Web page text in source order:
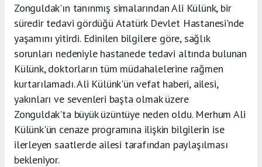
Zonguldak'ın tanınmış simalarından Ali Külünk, bir
süredir tedavi gördüğü Atatürk Devlet Hastanesi'nde
yaşamını yitirdi. Edinilen bilgilere göre, sağlık
sorunları nedeniyle hastanede tedavi altında bulunan
Külünk, doktorların tüm müdahalelerine rağmen
kurtarılamadı. Ali Külünk'ün vefat haberi, ailesi,
yakınları ve sevenleri başta olmak üzere
Zonguldak'ta büyük üzüntüye neden oldu. Merhum Ali
Külünk'ün cenaze programına ilişkin bilgilerin ise
ilerleyen saatlerde ailesi tarafından paylaşılması
bekleniyor.